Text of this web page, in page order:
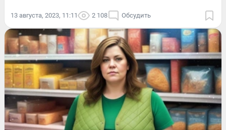
13 августа, 2023, 11:11 2 108 Обсудить